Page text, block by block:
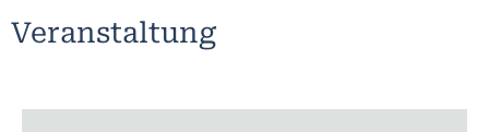
Veranstaltung